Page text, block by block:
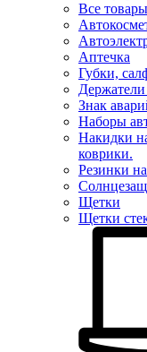
Все товары
Аптечка
Губки,
Знак
Наборы
Накидки
коврики.
Резинки
Щетки
Щетки